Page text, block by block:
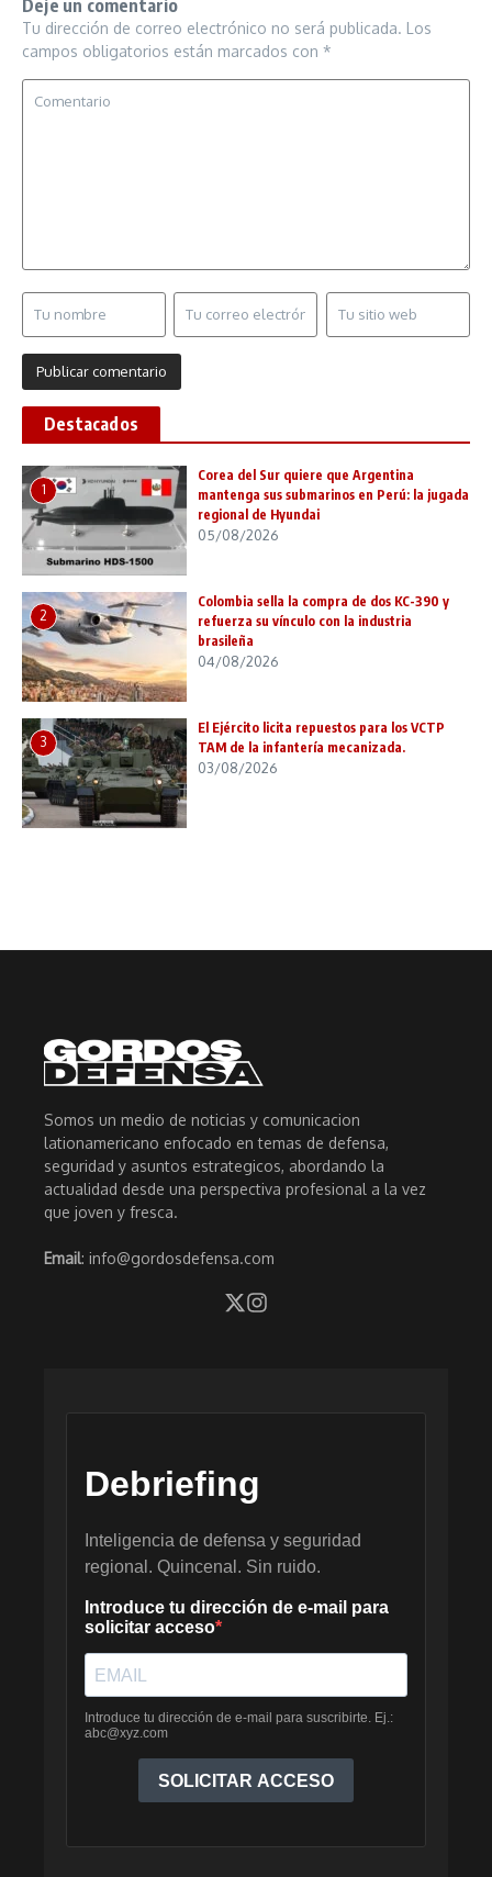
Deje un comentario
Tu dirección de correo electrónico no será publicada. Los
campos obligatorios están marcados con *
Destacados
1
Corea del Sur quiere que Argentina
mantenga sus submarinos en Perú: la jugada
regional de Hyundai
05/08/2026
2
Colombia sella la compra de dos KC-390 y
refuerza su vínculo con la industria
brasileña
04/08/2026
3
El Ejército licita repuestos para los VCTP
TAM de la infantería mecanizada.
03/08/2026
Somos un medio de noticias y comunicacion
lationamericano enfocado en temas de defensa,
seguridad y asuntos estrategicos, abordando la
actualidad desde una perspectiva profesional a la vez
que joven y fresca.
Email: info@gordosdefensa.com